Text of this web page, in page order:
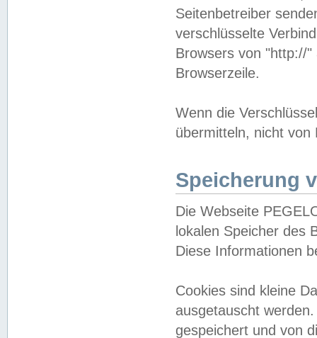
Seitenbetreiber
verschlüsselte
Browsers von "http://
Browserzeile.
Wenn die
übermitteln, nicht von
Speicherung
Die Webseite
lokalen Speicher des
Diese Informationen
Cookies sind kleine
ausgetauscht
gespeichert und von